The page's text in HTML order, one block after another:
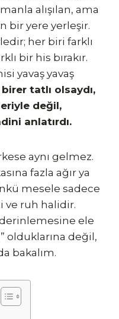
alışılan, ama
bir yere yerleşir.
her biri farklı
bir his bırakır.
yavaş yavaş
tatlı olsaydı,
değil,
anlatırdı.
aynı gelmez.
fazla ağır ya
mesele sadece
ve ruh halidir.
ele
olduklarına değil,
bakalım.